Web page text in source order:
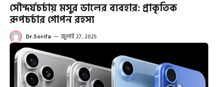
সৌন্দর্যচর্চায় মসুর ডালের ব্যবহার: প্রাকৃতিক
রূপচর্চার গোপন রহস্য
Dr.Sorifa — জুলাই 27, 2025